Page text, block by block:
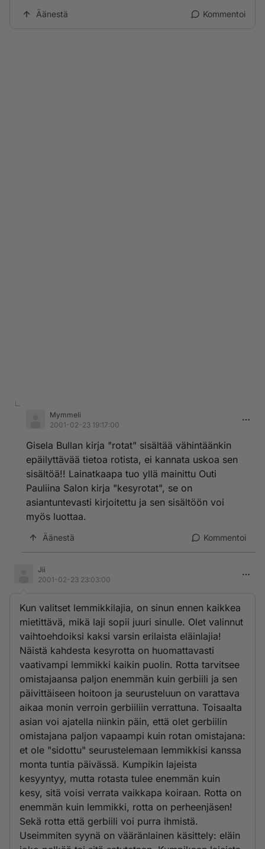
Äänestä Kommentoi
Mymmeli
2001-02-23 19:17:00
Gisela Bullan kirja "rotat" sisältää vähintäänkin
epäilyttävää tietoa rotista, ei kannata uskoa sen
sisältöä!! Lainatkaapa tuo yllä mainittu Outi
Pauliina Salon kirja "kesyrotat", se on
asiantuntevasti kirjoitettu ja sen sisältöön voi
myös luottaa.
Äänestä Kommentoi
Jii
2001-02-23 23:03:00
Kun valitset lemmikkilajia, on sinun ennen kaikkea
mietittävä, mikä laji sopii juuri sinulle. Olet valinnut
vaihtoehdoiksi kaksi varsin erilaista eläinlajia!
Näistä kahdesta kesyrotta on huomattavasti
vaativampi lemmikki kaikin puolin. Rotta tarvitsee
omistajaansa paljon enemmän kuin gerbiili ja sen
päivittäiseen hoitoon ja seurusteluun on varattava
aikaa monin verroin gerbiiliin verrattuna. Toisaalta
asian voi ajatella niinkin päin, että olet gerbiilin
omistajana paljon vapaampi kuin rotan omistajana:
et ole "sidottu" seurustelemaan lemmikkisi kanssa
monta tuntia päivässä. Kumpikin lajeista
kesyyntyy, mutta rotasta tulee enemmän kuin
kesy, sitä voisi verrata vaikkapa koiraan. Rotta on
enemmän kuin lemmikki, rotta on perheenjäsen!
Sekä rotta että gerbiili voi purra ihmistä.
Useimmiten syynä on vääränlainen käsittely: eläin